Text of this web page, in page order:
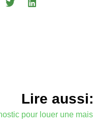
Lire aussi: